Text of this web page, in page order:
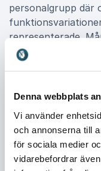
Denna webbplats
Vi använder
och annonserna till
för sociala medier
vidarebefordrar
personalgrupp där
representerade.
långt när det
säkerställer vi att
en kategori utan
kompetenser och
där olikheter tas
tolereras? Genom
ledare och